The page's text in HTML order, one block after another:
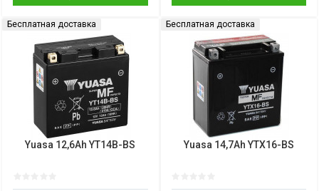
Бесплатная доставка
Yuasa 12,6Ah YT14B-BS
Бесплатная доставка
Yuasa 14,7Ah YTX16-BS